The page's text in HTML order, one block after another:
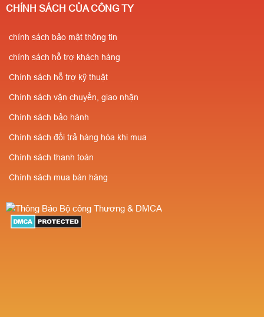
CHÍNH SÁCH CỦA CÔNG TY
chính sách bảo mật thông tin
chính sách hỗ trợ khách hàng
Chính sách hỗ trợ kỹ thuật
Chính sách vận chuyển, giao nhận
Chính sách bảo hành
Chính sách đổi trả hàng hóa khi mua
Chính sách thanh toán
Chính sách mua bán hàng